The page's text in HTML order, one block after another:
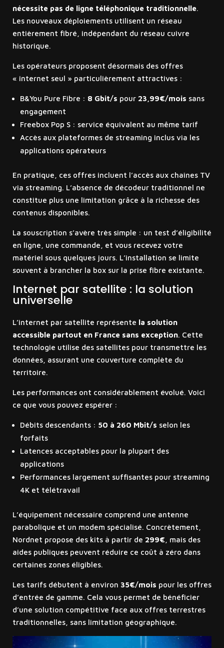
nécessite pas de ligne téléphonique traditionnelle.
Les nouveaux déploiements utilisent un réseau
entièrement fibré, indépendant du réseau cuivre
historique.
Les opérateurs proposent désormais des offres
« internet seul » particulièrement attractives :
B&You Pure Fibre : 8 Gbit/s pour 23,99€/mois sans
engagement
Freebox Pop S : service équivalent au même tarif
Accès aux plateformes de streaming inclus via les
applications opérateurs
En pratique, ces offres incluent l’accès aux chaînes TV
via streaming. L’absence de décodeur traditionnel ne
constitue plus une limitation grâce à la richesse des
contenus disponibles.
La souscription s’avère très simple : un test d’éligibilité
en ligne, une commande, et vous recevez votre
matériel sous quelques jours. L’installation se limite
souvent à brancher la box sur la prise fibre existante.
Internet par satellite : la solution
universelle
L’internet par satellite représente la solution
accessible partout en France sans exception. Cette
technologie utilise des satellites pour transmettre les
données, assurant une couverture complète du
territoire.
Les performances ont considérablement évolué. Voici
ce que vous pouvez espérer :
Débits descendants : 50 à 260 Mbit/s selon les
forfaits
Latences acceptables pour la plupart des
applications
Performances largement suffisantes pour streaming
4K et télétravail
L’équipement nécessaire comprend une antenne
parabolique et un modem spécialisé. Concrètement,
Nordnet propose des kits à partir de 299€ , mais des
aides publiques peuvent réduire ce coût à zéro dans
certaines zones éligibles.
Les tarifs débutent à environ 35€/mois pour les offres
d’entrée de gamme. Cela vous permet de bénéficier
d’une solution compétitive face aux offres terrestres
traditionnelles, sans limitation géographique.